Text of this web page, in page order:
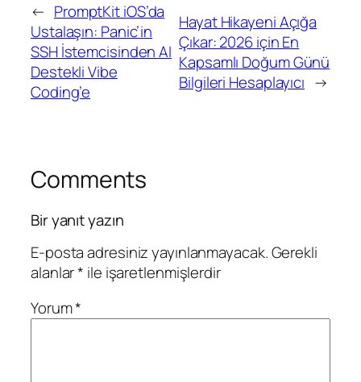
← PromptKit iOS’da
Ustalaşın: Panic’in
SSH İstemcisinden AI
Destekli Vibe
Coding’e
Hayat Hikayeni Açığa
Çıkar: 2026 için En
Kapsamlı Doğum Günü
Bilgileri Hesaplayıcı →
Comments
Bir yanıt yazın
E-posta adresiniz yayınlanmayacak.Gerekli
alanlar* ile işaretlenmişlerdir
Yorum*